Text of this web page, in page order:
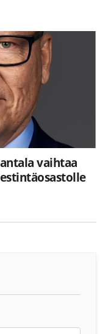
vaihtaa